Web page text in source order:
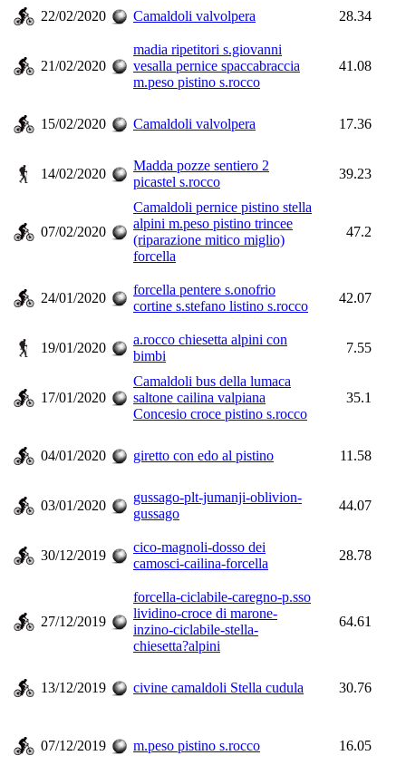
22/02/2020 Camaldoli valvolpera 28.34
21/02/2020
madia ripetitori s.giovanni
vesalla pernice spaccabraccia
m.peso pistino s.rocco
41.08
15/02/2020 Camaldoli valvolpera 17.36
14/02/2020
Madda pozze sentiero 2
picastel s.rocco
39.23
07/02/2020
Camaldoli pernice pistino stella
alpini m.peso pistino trincee
(riparazione mitico miglio)
forcella
47.2
24/01/2020
forcella pentere s.onofrio
cortine s.stefano listino s.rocco
42.07
19/01/2020
a.rocco chiesetta alpini con
bimbi
7.55
17/01/2020
Camaldoli bus della lumaca
saltone cailina valpiana
Concesio croce pistino s.rocco
35.1
04/01/2020 giretto con edo al pistino 11.58
03/01/2020
gussago-plt-jumanji-oblivion-
gussago
44.07
30/12/2019
cico-magnoli-dosso dei
camosci-cailina-forcella
28.78
27/12/2019
forcella-ciclabile-caregno-p.sso
lividino-croce di marone-
inzino-ciclabile-stella-
chiesetta?alpini
64.61
13/12/2019 civine camaldoli Stella cudula 30.76
07/12/2019 m.peso pistino s.rocco 16.05